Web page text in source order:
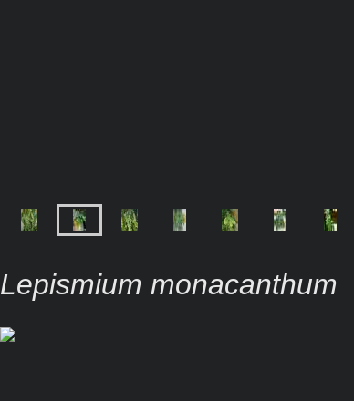
Lepismium monacanthum